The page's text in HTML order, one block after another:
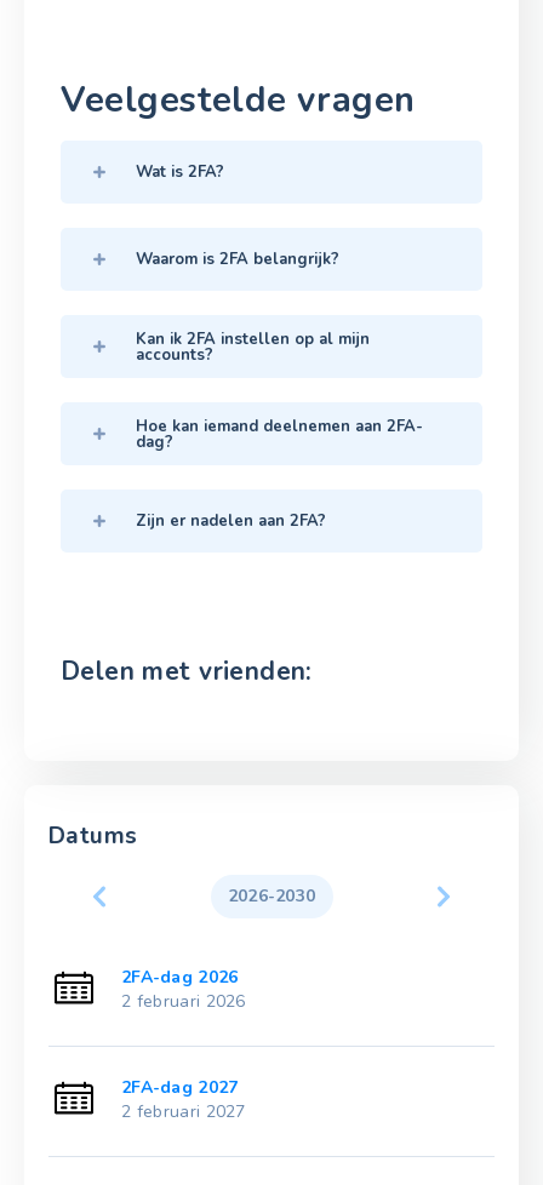
Veelgestelde vragen
Wat is 2FA?
Waarom is 2FA belangrijk?
Kan ik 2FA instellen op al mijn
accounts?
Hoe kan iemand deelnemen aan 2FA-
dag?
Zijn er nadelen aan 2FA?
Delen met vrienden:
Datums
2026-2030
2FA-dag 2026
2 februari 2026
2FA-dag 2027
2 februari 2027